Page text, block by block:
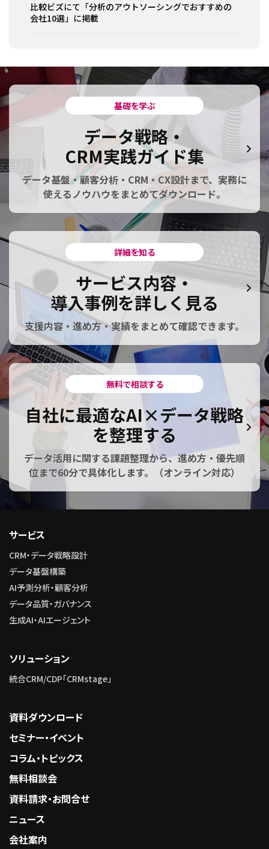
比較ビズにて「分析のアウトソーシングでおすすめの
会社10選」に掲載
基礎を学ぶ
データ戦略・
CRM実践ガイド集
データ基盤・顧客分析・CRM・CX設計まで、実務に
使えるノウハウをまとめてダウンロード。
詳細を知る
サービス内容・
導入事例を詳しく見る
支援内容・進め方・実績をまとめて確認できます。
無料で相談する
自社に最適なAI×データ戦略
を整理する
データ活用に関する課題整理から、進め方・優先順
位まで60分で具体化します。（オンライン対応）
サービス
CRM・データ戦略設計
データ基盤構築
AI予測分析・顧客分析
データ品質・ガバナンス
生成AI・AIエージェント
ソリューション
統合CRM/CDP「CRMstage」
資料ダウンロード
セミナー・イベント
コラム・トピックス
無料相談会
資料請求・お問合せ
ニュース
会社案内